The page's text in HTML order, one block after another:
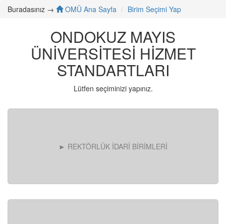
Buradasınız → OMÜ Ana Sayfa Birim Seçimi Yap
ONDOKUZ MAYIS
ÜNİVERSİTESİ HİZMET
STANDARTLARI
Lütfen seçiminizi yapınız.
► REKTÖRLÜK İDARİ BİRİMLERİ